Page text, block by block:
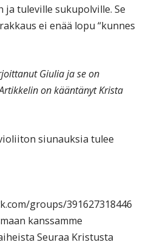
ja tuleville sukupolville. Se
ei enää lopu “kunnes
Giulia ja se on
on kääntänyt Krista
siunauksia tulee
groups/391627318446
kanssamme
Seuraa Kristusta